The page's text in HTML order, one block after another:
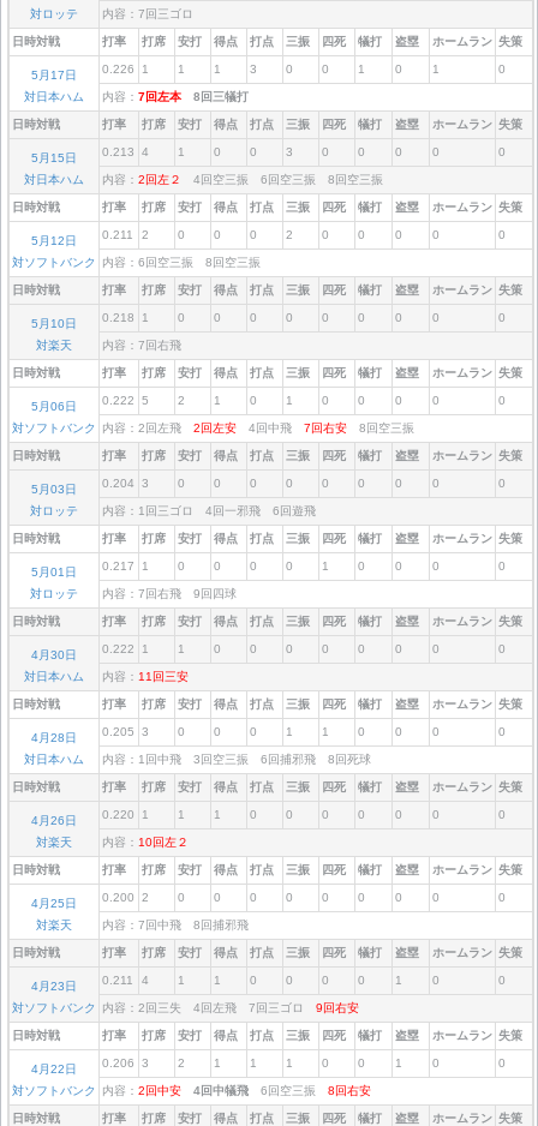
対ロッテ
内容：7回三ゴロ
日時対戦 打率 打席 安打 得点 打点 三振 四死 犠打 盗塁 ホームラン 失策
5月17日
対日本ハム
0.226 1 1 1 3 0 0 1 0 1 0
内容： 7回左本 8回三犠打
日時対戦 打率 打席 安打 得点 打点 三振 四死 犠打 盗塁 ホームラン 失策
5月15日
対日本ハム
0.213 4 1 0 0 3 0 0 0 0 0
内容： 2回左２ 4回空三振 6回空三振 8回空三振
日時対戦 打率 打席 安打 得点 打点 三振 四死 犠打 盗塁 ホームラン 失策
5月12日
対ソフトバンク
0.211 2 0 0 0 2 0 0 0 0 0
内容：6回空三振 8回空三振
日時対戦 打率 打席 安打 得点 打点 三振 四死 犠打 盗塁 ホームラン 失策
5月10日
対楽天
0.218 1 0 0 0 0 0 0 0 0 0
内容：7回右飛
日時対戦 打率 打席 安打 得点 打点 三振 四死 犠打 盗塁 ホームラン 失策
5月06日
対ソフトバンク
0.222 5 2 1 0 1 0 0 0 0 0
内容：2回左飛 2回左安 4回中飛 7回右安 8回空三振
日時対戦 打率 打席 安打 得点 打点 三振 四死 犠打 盗塁 ホームラン 失策
5月03日
対ロッテ
0.204 3 0 0 0 0 0 0 0 0 0
内容：1回三ゴロ 4回一邪飛 6回遊飛
日時対戦 打率 打席 安打 得点 打点 三振 四死 犠打 盗塁 ホームラン 失策
5月01日
対ロッテ
0.217 1 0 0 0 0 1 0 0 0 0
内容：7回右飛 9回四球
日時対戦 打率 打席 安打 得点 打点 三振 四死 犠打 盗塁 ホームラン 失策
4月30日
対日本ハム
0.222 1 1 0 0 0 0 0 0 0 0
内容： 11回三安
日時対戦 打率 打席 安打 得点 打点 三振 四死 犠打 盗塁 ホームラン 失策
4月28日
対日本ハム
0.205 3 0 0 0 1 1 0 0 0 0
内容：1回中飛 3回空三振 6回捕邪飛 8回死球
日時対戦 打率 打席 安打 得点 打点 三振 四死 犠打 盗塁 ホームラン 失策
4月26日
対楽天
0.220 1 1 1 0 0 0 0 0 0 0
内容： 10回左２
日時対戦 打率 打席 安打 得点 打点 三振 四死 犠打 盗塁 ホームラン 失策
4月25日
対楽天
0.200 2 0 0 0 0 0 0 0 0 0
内容：7回中飛 8回捕邪飛
日時対戦 打率 打席 安打 得点 打点 三振 四死 犠打 盗塁 ホームラン 失策
4月23日
対ソフトバンク
0.211 4 1 1 0 0 0 0 1 0 0
内容：2回三失 4回左飛 7回三ゴロ 9回右安
日時対戦 打率 打席 安打 得点 打点 三振 四死 犠打 盗塁 ホームラン 失策
4月22日
対ソフトバンク
0.206 3 2 1 1 1 0 0 1 0 0
内容： 2回中安 4回中犠飛 6回空三振 8回右安
日時対戦 打率 打席 安打 得点 打点 三振 四死 犠打 盗塁 ホームラン 失策